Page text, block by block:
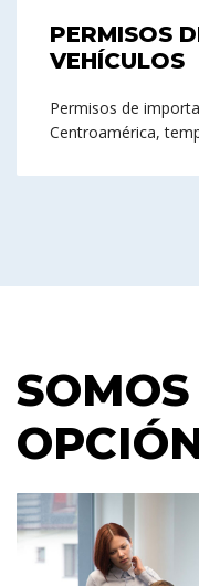
PERMISOS
VEHÍCULOS
Permisos de
Centroamérica,